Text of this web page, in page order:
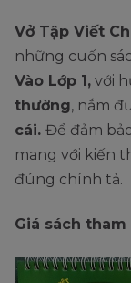
Vở Tập Viết
những cuốn
Vào Lớp 1, với
thường, nắm
cái. Để đảm
mang với kiến
đúng chính tả.
Giá sách